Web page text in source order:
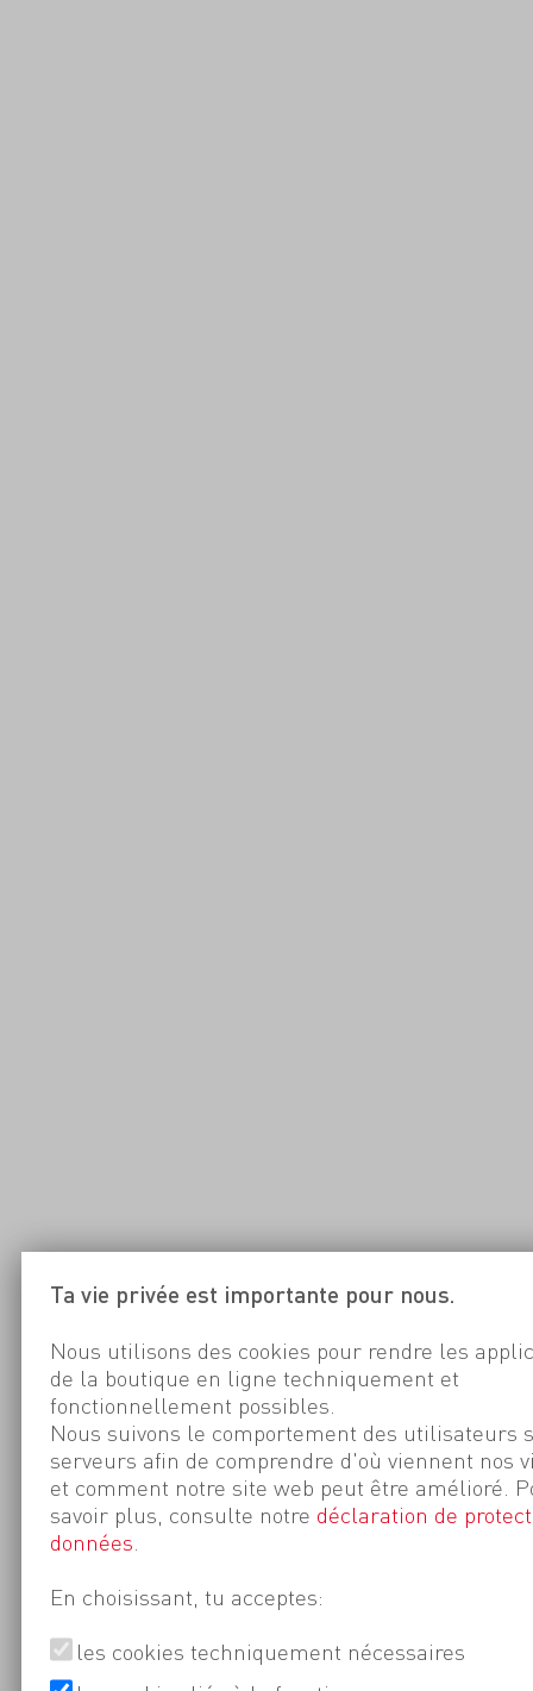
Ta vie privée est importante pour nous.
Nous utilisons des cookies pour rendre les
de la boutique en ligne techniquement et
fonctionnellement possibles.
Nous suivons le comportement des utilisateurs
serveurs afin de comprendre d'où viennent nos
et comment notre site web peut être amélioré.
savoir plus, consulte notre déclaration de
données
En choisissant, tu acceptes:
les cookies techniquement nécessaires